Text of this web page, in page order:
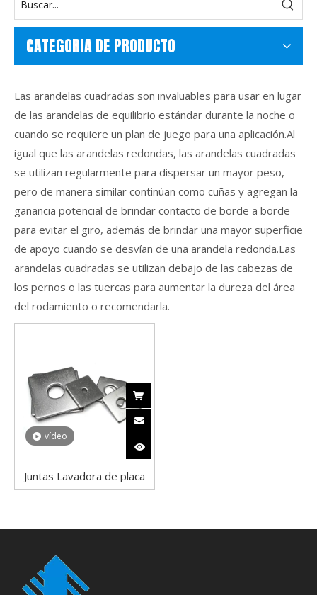
CATEGORIA DE PRODUCTO
Las arandelas cuadradas son invaluables para usar en lugar
de las arandelas de equilibrio estándar durante la noche o
cuando se requiere un plan de juego para una aplicación.Al
igual que las arandelas redondas, las arandelas cuadradas
se utilizan regularmente para dispersar un mayor peso,
pero de manera similar continúan como cuñas y agregan la
ganancia potencial de brindar contacto de borde a borde
para evitar el giro, además de brindar una mayor superficie
de apoyo cuando se desvían de una arandela redonda.Las
arandelas cuadradas se utilizan debajo de las cabezas de
los pernos o las tuercas para aumentar la dureza del área
del rodamiento o recomendarla.
vídeo
Juntas Lavadora de placa
caliente DIN 436